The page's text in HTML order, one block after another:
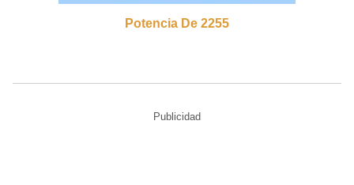
Potencia De 2255
Publicidad